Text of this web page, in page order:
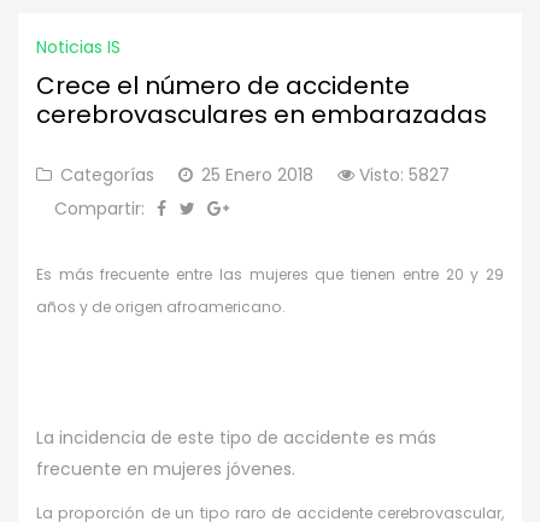
Noticias IS
Crece el número de accidente
cerebrovasculares en embarazadas
Categorías 25 Enero 2018
Visto: 5827
Compartir:
Es más frecuente entre las mujeres que tienen entre 20 y 29
años y de origen afroamericano.
La incidencia de este tipo de accidente es más
frecuente en mujeres jóvenes.
La proporción de un tipo raro de accidente cerebrovascular,